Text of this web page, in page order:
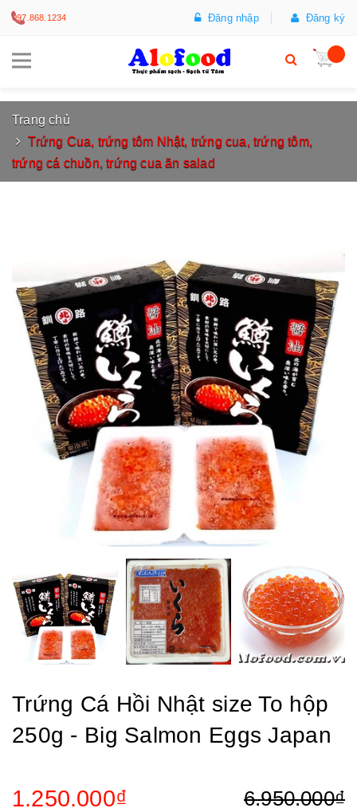
097.868.1234 Đăng nhập Đăng ký
Trang chủ
Trứng Cua, trứng tôm Nhật, trứng cua, trứng tôm,
trứng cá chuồn, trứng cua ăn salad
Trứng Cá Hồi Nhật size To hộp
250g - Big Salmon Eggs Japan
1.250.000₫ 6.950.000₫